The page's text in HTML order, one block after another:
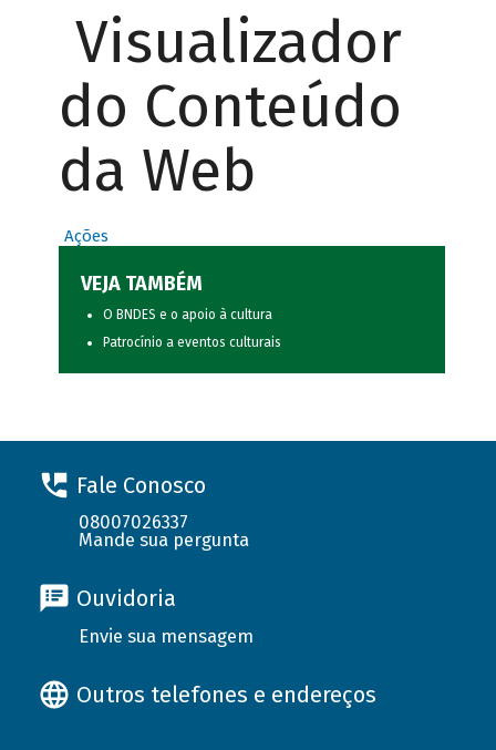
Visualizador
do Conteúdo
da Web
Ações
VEJA TAMBÉM
O BNDES e o apoio à cultura
Patrocínio a eventos culturais
Fale Conosco
08007026337
Mande sua pergunta
Ouvidoria
Envie sua mensagem
Outros telefones e endereços